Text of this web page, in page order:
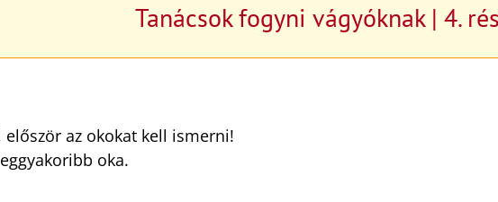
Tanácsok fogyni vágyóknak | 4.
az okokat kell ismerni!
oka.